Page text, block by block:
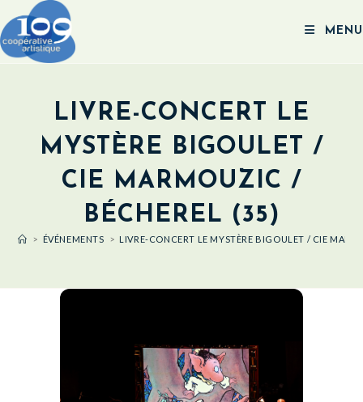
MENU
LIVRE-CONCERT LE
MYSTÈRE BIGOULET /
CIE MARMOUZIC /
BÉCHEREL (35)
> ÉVÉNEMENTS > LIVRE-CONCERT LE MYSTÈRE BIGOULET / CIE